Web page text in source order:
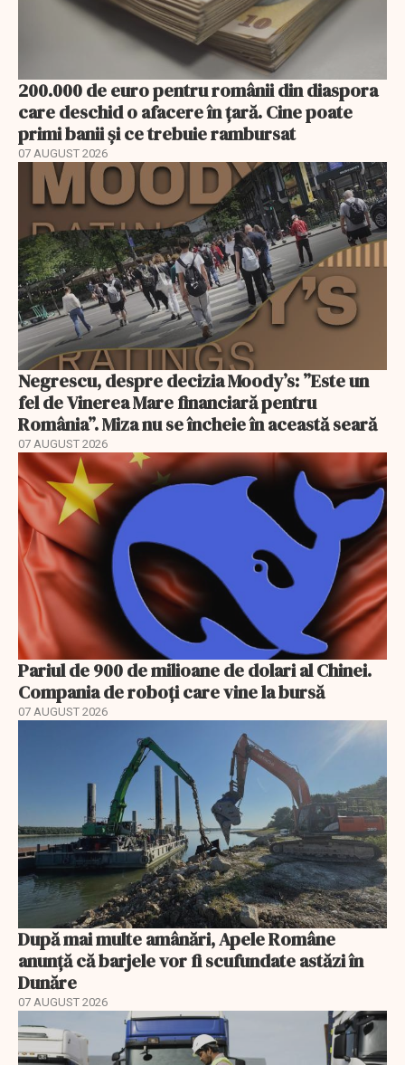
200.000 de euro pentru românii din diaspora
care deschid o afacere în țară. Cine poate
primi banii și ce trebuie rambursat
07 AUGUST 2026
Negrescu, despre decizia Moody’s: ”Este un
fel de Vinerea Mare financiară pentru
România”. Miza nu se încheie în această seară
07 AUGUST 2026
Pariul de 900 de milioane de dolari al Chinei.
Compania de roboți care vine la bursă
07 AUGUST 2026
După mai multe amânări, Apele Române
anunță că barjele vor fi scufundate astăzi în
Dunăre
07 AUGUST 2026